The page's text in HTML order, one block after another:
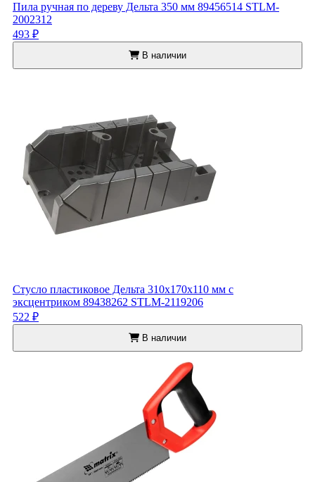
Пила ручная по дереву Дельта 350 мм 89456514 STLM-
2002312
493 ₽
В наличии
Стусло пластиковое Дельта 310x170x110 мм с
эксцентриком 89438262 STLM-2119206
522 ₽
В наличии